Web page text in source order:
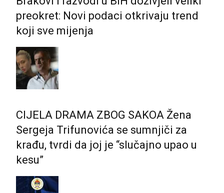
preokret: Novi podaci otkrivaju trend
koji sve mijenja
CIJELA DRAMA ZBOG SAKOA Žena
Sergeja Trifunovića se sumnjiči za
krađu, tvrdi da joj je “slučajno upao u
kesu”